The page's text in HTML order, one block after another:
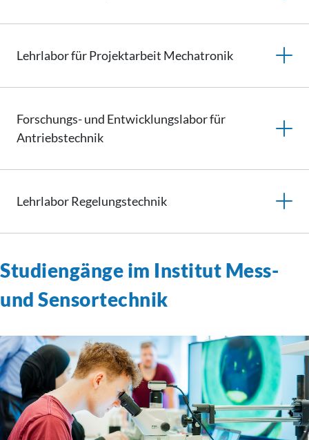
Lehrlabor für Projektarbeit Mechatronik
Forschungs- und Entwicklungslaborfür
Antriebstechnik
LehrlaborRegelungstechnik
Studiengänge im Institut Mess-
und Sensortechnik